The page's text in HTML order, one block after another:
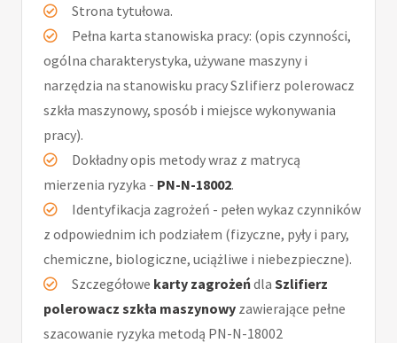
Strona tytułowa.
Pełna karta stanowiska pracy: (opis czynności,
ogólna charakterystyka, używane maszyny i
narzędzia na stanowisku pracy Szlifierz polerowacz
szkła maszynowy, sposób i miejsce wykonywania
pracy).
Dokładny opis metody wraz z matrycą
mierzenia ryzyka - PN-N-18002.
Identyfikacja zagrożeń - pełen wykaz czynników
z odpowiednim ich podziałem (fizyczne, pyły i pary,
chemiczne, biologiczne, uciążliwe i niebezpieczne).
Szczegółowe karty zagrożeńdla Szlifierz
polerowacz szkła maszynowy zawierające pełne
szacowanie ryzyka metodą PN-N-18002